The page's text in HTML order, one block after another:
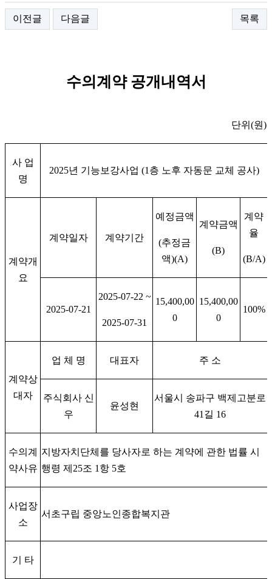
이전글 다음글 목록
수의계약 공개내역서
단위 (원)
사 업
명
2025년 기능보강사업 (1 층 노후 자동문 교체 공사)
계약개
요
계약일자 계약기간
예정금액
(추정금
액)(A)
계약금액
(B)
계약
율
(B/A)
2025-07-21
2025-07-22 ~
2025-07-31
15,400,00
0
15,400,00
0
100%
계약상
대자
업 체 명 대표자 주 소
주식회사 신
우
윤성현
서울시 송파구 백제고분로
41 길 16
수의계
약사유
지방자치단체를 당사자로 하는 계약에 관한 법률 시
행령 제 25조 1 항 5호
사업장
소
서초구립 중앙노인종합복지관
기 타